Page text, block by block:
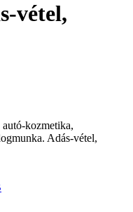
vétel,
kozmetika,
Adás-vétel,